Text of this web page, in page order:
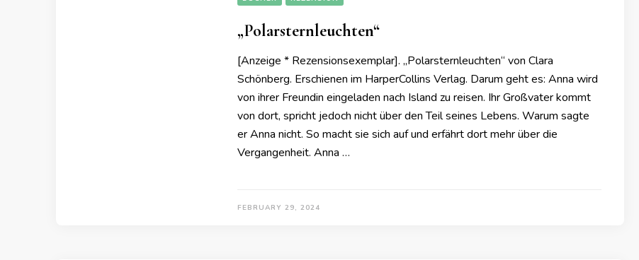
„Polarsternleuchten“
[Anzeige * Rezensionsexemplar]. „Polarsternleuchten“ von Clara
Schönberg. Erschienen im HarperCollins Verlag. Darum geht es: Anna wird
von ihrer Freundin eingeladen nach Island zu reisen. Ihr Großvater kommt
von dort, spricht jedoch nicht über den Teil seines Lebens. Warum sagte
er Anna nicht. So macht sie sich auf und erfährt dort mehr über die
Vergangenheit. Anna …
FEBRUARY 29, 2024